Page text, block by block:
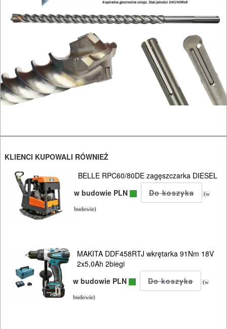
WARSZTATOWE
NARZĘDZIA
I
OSPRZĘT
NARZĘDZIA
INSTALACYJNE,
PALNIKI
PNEUMATYCZNE
AKCESORIA
KOMPRESORY
SPAWALNICTWO
URZĄDZENIA
ROZRUCHOWE
KLIENCI KUPOWALI RÓWNIEŻ
BELLE RPC60/80DE zagęszczarka DIESEL
w budowie PLN
(w
budowie)
MAKITA DDF458RTJ wkrętarka 91Nm 18V
2x5,0Ah 2biegi
w budowie PLN
(w
budowie)